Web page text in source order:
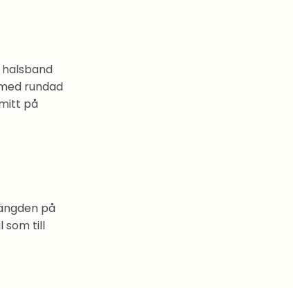
rundad
på
på
som till